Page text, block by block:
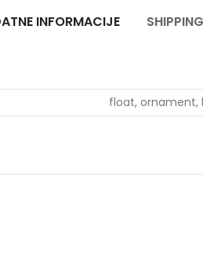
INFORMACIJE
float, ornament,